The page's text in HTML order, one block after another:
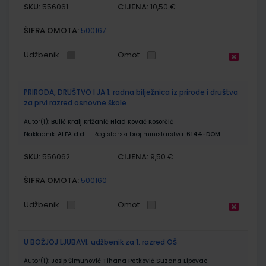
SKU: 556061 CIJENA: 10,50 €
ŠIFRA OMOTA: 500167
Udžbenik Omot
PRIRODA, DRUŠTVO I JA 1; radna bilježnica iz prirode i društva
za prvi razred osnovne škole
Autor(i): Bulić Kralj Križanić Hlad Kovač Kosorčić
Nakladnik: ALFA d.d. Registarski broj ministarstva: 6144-DOM
SKU: 556062 CIJENA: 9,50 €
ŠIFRA OMOTA: 500160
Udžbenik Omot
U BOŽJOJ LJUBAVI; udžbenik za 1. razred OŠ
Autor(i): Josip Šimunović Tihana Petković Suzana Lipovac